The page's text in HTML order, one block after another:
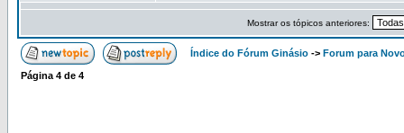
Mostrar os tópicos anteriores:
Índice do Fórum Ginásio -> Forum para
Página 4 de 4